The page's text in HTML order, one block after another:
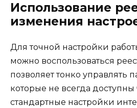
Использование
изменения
Для точной настройки
можно воспользоваться
позволяет тонко управлять
которые не всегда доступны
стандартные настройки